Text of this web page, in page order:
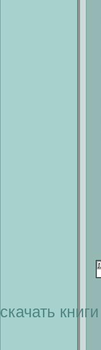
скачать книги